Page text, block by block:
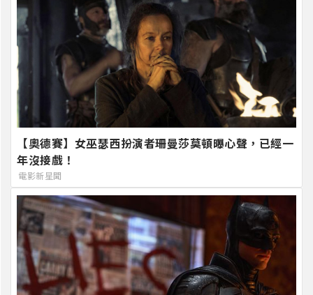
【奧德賽】女巫瑟西扮演者珊曼莎莫頓曝心聲，已經一
年沒接戲！
電影新星聞